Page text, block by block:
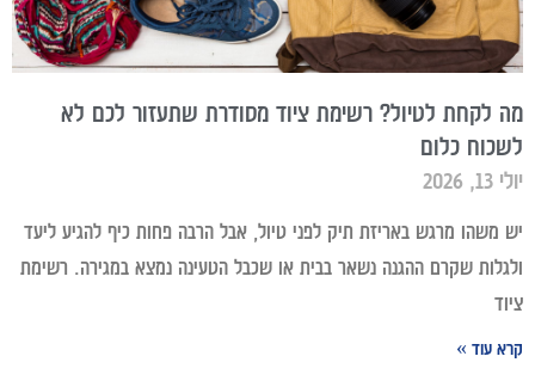
מה לקחת לטיול? רשימת ציוד מסודרת שתעזור לכם לא
לשכוח כלום
יולי 13, 2026
יש משהו מרגש באריזת תיק לפני טיול, אבל הרבה פחות כיף להגיע ליעד
ולגלות שקרם ההגנה נשאר בבית או שכבל הטעינה נמצא במגירה. רשימת
ציוד
קרא עוד »